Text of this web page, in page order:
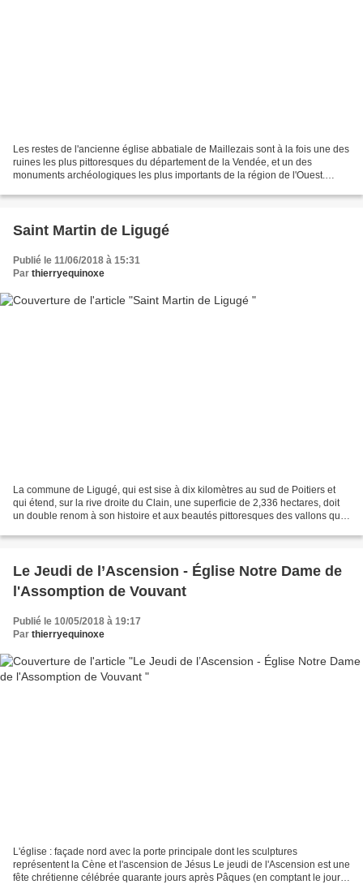
Les restes de l'ancienne église abbatiale de Maillezais sont à la fois une des
ruines les plus pittoresques du département de la Vendée, et un des
monuments archéologiques les plus importants de la région de l'Ouest.
Saint Martin de Ligugé
Publié le 11/06/2018 à 15:31
Par thierryequinoxe
La commune de Ligugé, qui est sise à dix kilomètres au sud de Poitiers et
qui étend, sur la rive droite du Clain, une superficie de 2,336 hectares, doit
un double renom à son histoire et aux beautés pittoresques des vallons qui
Le Jeudi de l’Ascension - Église Notre Dame de
l'Assomption de Vouvant
Publié le 10/05/2018 à 19:17
Par thierryequinoxe
L'église : façade nord avec la porte principale dont les sculptures
représentent la Cène et l'ascension de Jésus Le jeudi de l'Ascension est une
fête chrétienne célébrée quarante jours après Pâques (en comptant le jour